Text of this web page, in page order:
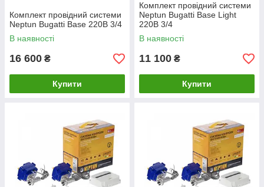
Комплект провідний системи
Neptun Bugatti Base 220B 3/4
В наявності
16 600 ₴
Купити
Комплект провідний системи
Neptun Bugatti Base Light
220В 3/4
В наявності
11 100 ₴
Купити